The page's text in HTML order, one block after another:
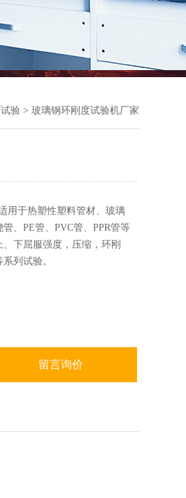
验> 玻璃钢环刚度试验机厂家
用于热塑性塑料管材、玻璃
、PE管、PVC管、PPR管等
下屈服强度，压缩，环刚
列试验。
侧压等不良情况对实验数
提高精度
留言询价